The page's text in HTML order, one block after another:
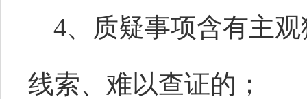
4、质疑事项含有主
线索、难以查证的；